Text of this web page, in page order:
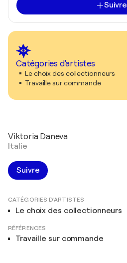
Suivre
Catégories d'artistes
Le choix des collectionneurs
Travaille sur commande
Viktoria Daneva
Italie
Suivre
CATÉGORIES D'ARTISTES
Le choix des collectionneurs
RÉFÉRENCES
Travaille sur commande